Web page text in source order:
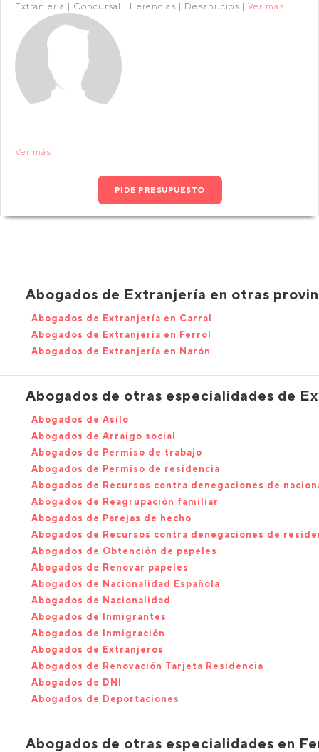
Extranjería | Concursal | Herencias | Desahucios | Ver más
Ver más
PIDE PRESUPUESTO
Abogados de Extranjería en otras
Abogados de Extranjería en Carral
Abogados de Extranjería en Ferrol
Abogados de Extranjería en Narón
Abogados de otras especialidades de
Abogados de Asilo
Abogados de Arraigo social
Abogados de Permiso de trabajo
Abogados de Permiso de residencia
Abogados de Recursos contra denegaciones de
Abogados de Reagrupación familiar
Abogados de Parejas de hecho
Abogados de Recursos contra denegaciones de
Abogados de Obtención de papeles
Abogados de Renovar papeles
Abogados de Nacionalidad Española
Abogados de Nacionalidad
Abogados de Inmigrantes
Abogados de Inmigración
Abogados de Extranjeros
Abogados de Renovación Tarjeta Residencia
Abogados de DNI
Abogados de Deportaciones
Abogados de otras especialidades en